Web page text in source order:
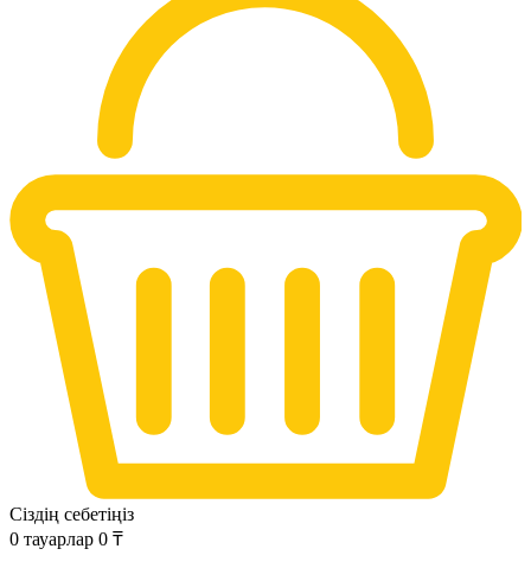
Сіздің себетіңіз
0 тауарлар 0 ₸